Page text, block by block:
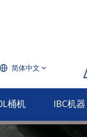
简体中文
桶机 IBC机器